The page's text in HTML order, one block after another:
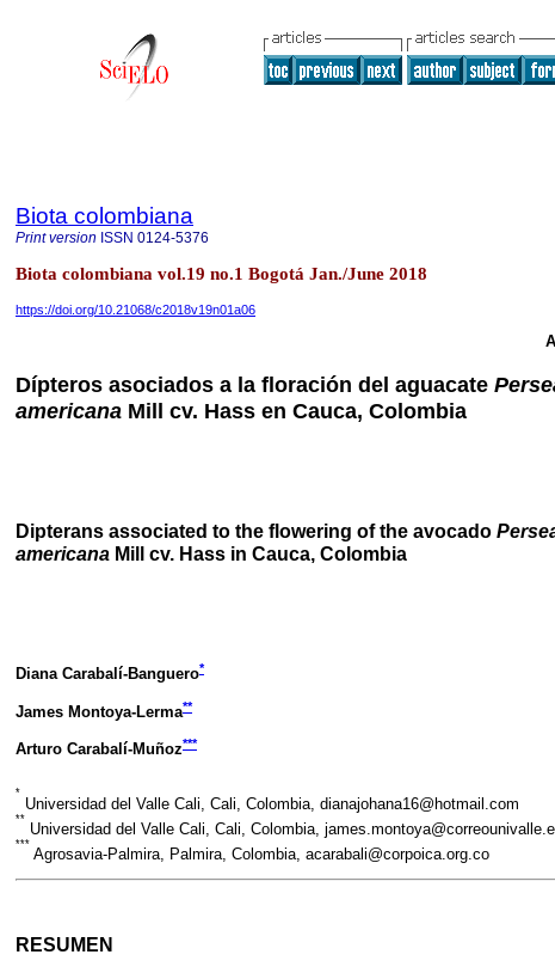
Biota colombiana
Print version ISSN 0124-5376
Biota colombiana vol.19 no.1 Bogotá Jan./June 2018
https://doi.org/10.21068/c2018v19n01a06
Dípteros asociados a la floración del aguacate
americana Mill cv. Hass en Cauca, Colombia
Dipterans associated to the flowering of the avocado
americana Mill cv. Hass in Cauca, Colombia
Diana Carabalí-Banguero*
James Montoya-Lerma**
Arturo Carabalí-Muñoz***
*
Universidad del Valle Cali, Cali, Colombia, dianajohana16@hotmail.com
**
Universidad del Valle Cali, Cali, Colombia,
***
Agrosavia-Palmira, Palmira, Colombia, acarabali@corpoica.org.co
RESUMEN